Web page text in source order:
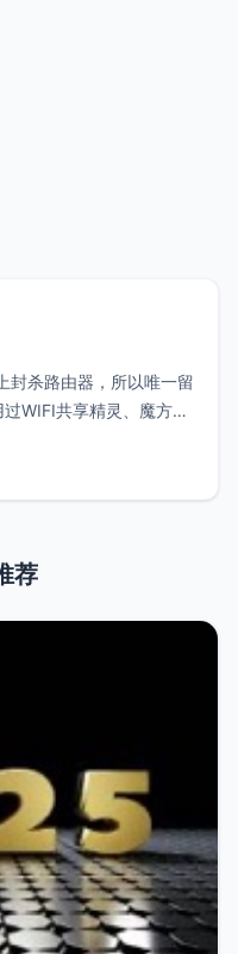
封杀路由器，所以唯一留
WIFI共享精灵、魔方
工具，但是让我很无
奔溃，必须要重启电脑
荐